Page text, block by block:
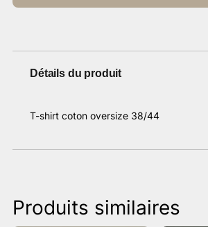
Détails du produit
T-shirt coton oversize 38/44
Produits similaires